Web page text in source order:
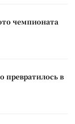
чемпионата
превратилось в